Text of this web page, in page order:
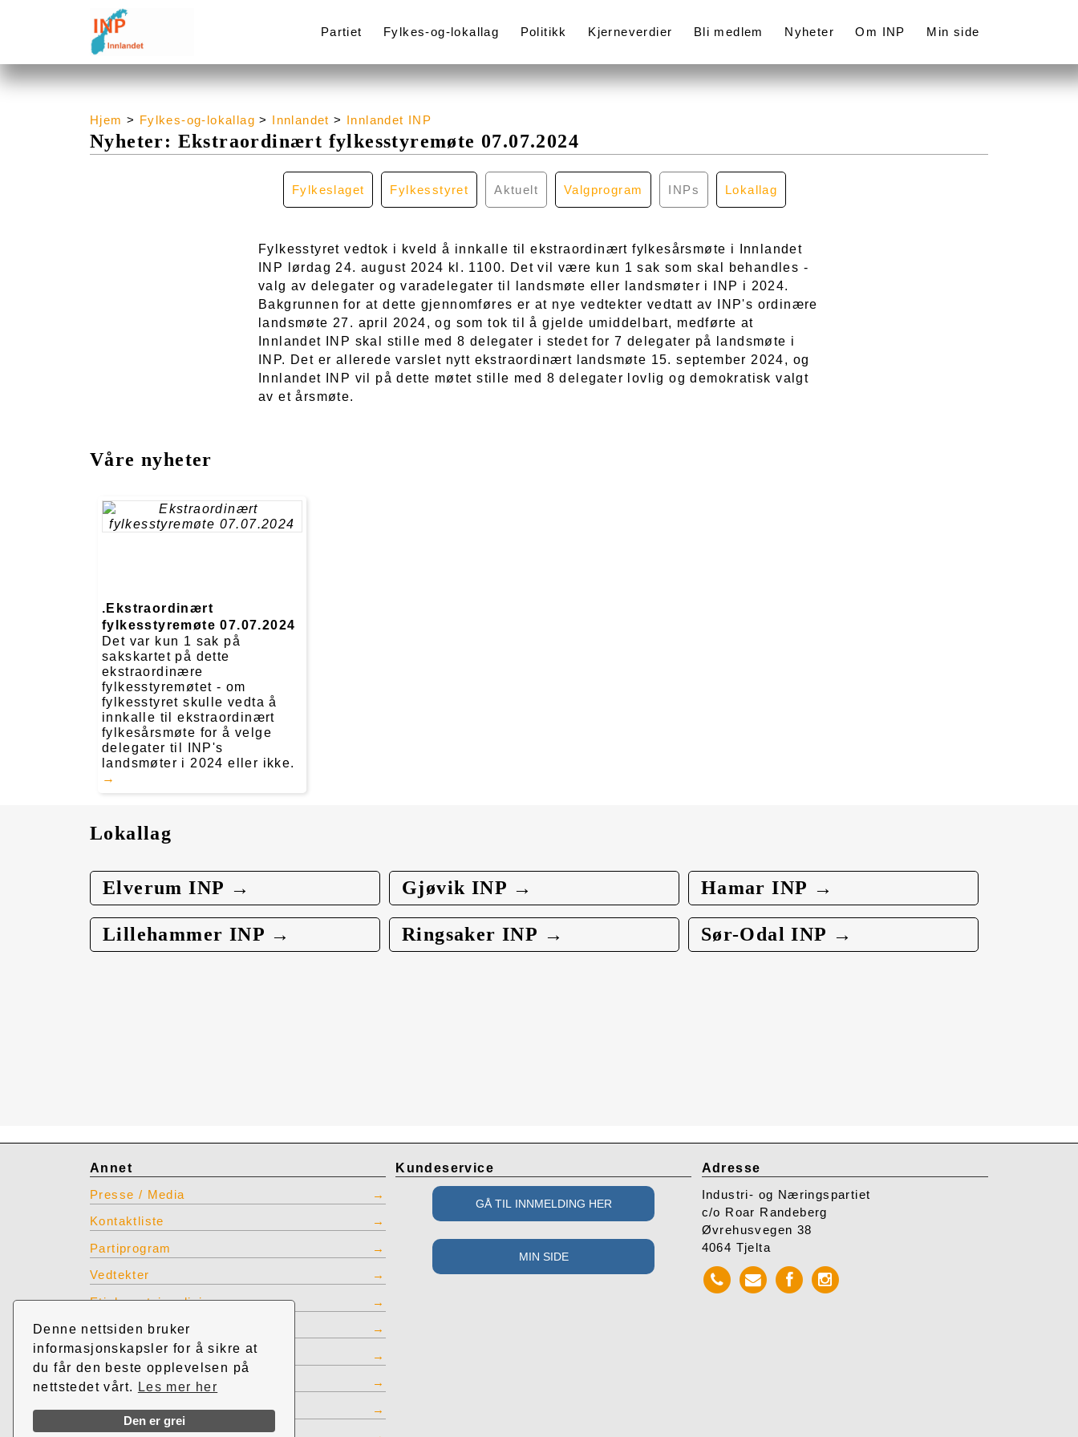
Denne nettsiden bruker
informasjonskapsler for å sikre at
du får den beste opplevelsen på
nettstedet vårt.
Les mer her
Den er grei
Partiet Fylkes-og-lokallag Politikk Kjerneverdier Bli medlem Nyheter Om INP Min side
Hjem > Fylkes-og-lokallag > Innlandet > Innlandet INP
Nyheter: Ekstraordinært fylkesstyremøte 07.07.2024
Fylkeslaget Fylkesstyret Aktuelt Valgprogram INPs Lokallag
Fylkesstyret vedtok i kveld å innkalle til ekstraordinært fylkesårsmøte i Innlandet
INP lørdag 24. august 2024 kl. 1100. Det vil være kun 1 sak som skal behandles -
valg av delegater og varadelegater til landsmøte eller landsmøter i INP i 2024.
Bakgrunnen for at dette gjennomføres er at nye vedtekter vedtatt av INP's ordinære
landsmøte 27. april 2024, og som tok til å gjelde umiddelbart, medførte at
Innlandet INP skal stille med 8 delegater i stedet for 7 delegater på landsmøte i
INP. Det er allerede varslet nytt ekstraordinært landsmøte 15. september 2024, og
Innlandet INP vil på dette møtet stille med 8 delegater lovlig og demokratisk valgt
av et årsmøte.
Våre nyheter
.Ekstraordinært
fylkesstyremøte 07.07.2024
Det var kun 1 sak på
sakskartet på dette
ekstraordinære
fylkesstyremøtet - om
fylkesstyret skulle vedta å
innkalle til ekstraordinært
fylkesårsmøte for å velge
delegater til INP's
landsmøter i 2024 eller ikke.
Lokallag
Elverum INP → Gjøvik INP → Hamar INP →
Lillehammer INP → Ringsaker INP → Sør-Odal INP →
Annet
Presse / Media
Kontaktliste
Partiprogram
Vedtekter
Etiske retningslinjer
INP produkter for bestilling
Restlager INP effekter
Vis tidligere nettsted INP
TIllitsverv INP
Kundeservice Adresse
Industri- og Næringspartiet
c/o Roar Randeberg
Øvrehusvegen 38
4064 Tjelta
Call
INP
Send
mail
Facebook
INP